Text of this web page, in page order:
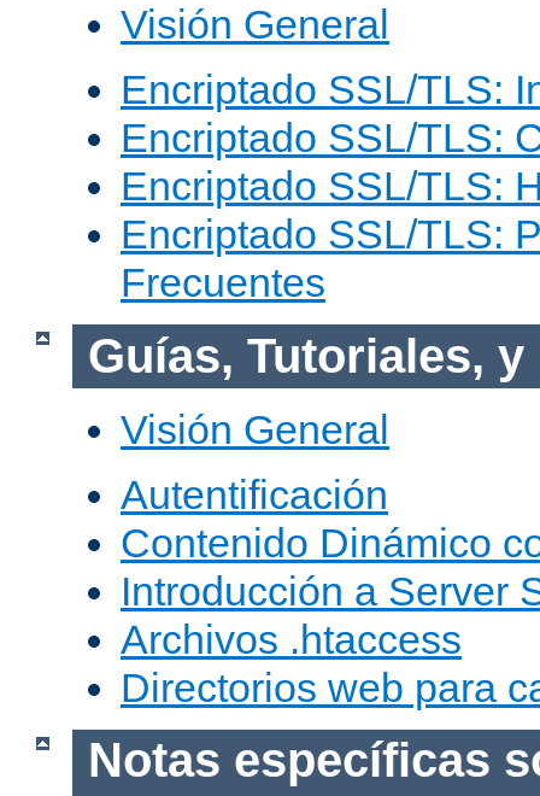
Visión General
Encriptado SSL/TLS:
Encriptado SSL/TLS:
Encriptado SSL/TLS:
Encriptado SSL/TLS:
Frecuentes
Guías, Tutoriales, y
Visión General
Autentificación
Contenido Dinámico
Introducción a Server
Archivos .htaccess
Directorios web para
Notas específicas